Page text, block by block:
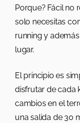
Porque? Fácil no
solo necesitas
running y
lugar.
El principio es
disfrutar de cada
cambios en el
una salida de 30